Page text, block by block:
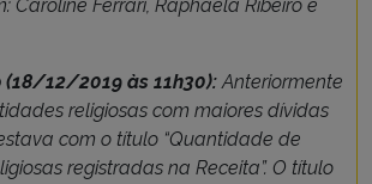
Caroline Ferrari, Raphaela Ribeiro e
12/2019 às 11h30):Anteriormente
religiosas com maiores dívidas
com o título “Quantidade de
registradas na Receita”. O título